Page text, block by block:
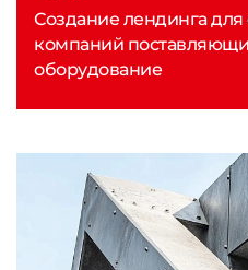
Создание лендинга
компаний
оборудование